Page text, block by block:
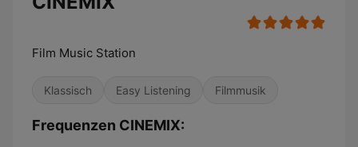
Film Music Station
Klassisch Easy Listening Filmmusik
Frequenzen CINEMIX: